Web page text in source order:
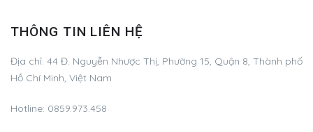
THÔNG TIN LIÊN HỆ
Địa chỉ: 44 Đ. Nguyễn Nhược Thị, Phường 15, Quận 8, Thành phố
Hồ Chí Minh, Việt Nam
Hotline: 0859.973.458